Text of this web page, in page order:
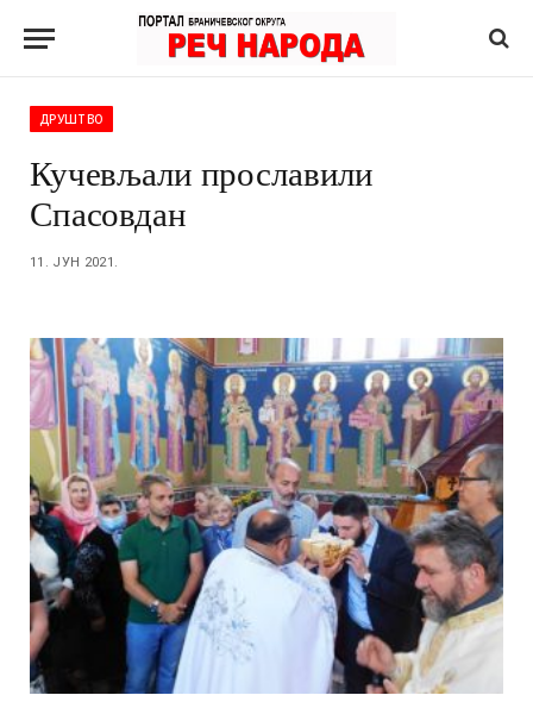
ДРУШТВО
Кучевљали прославили
Спасовдан
11. ЈУН 2021.